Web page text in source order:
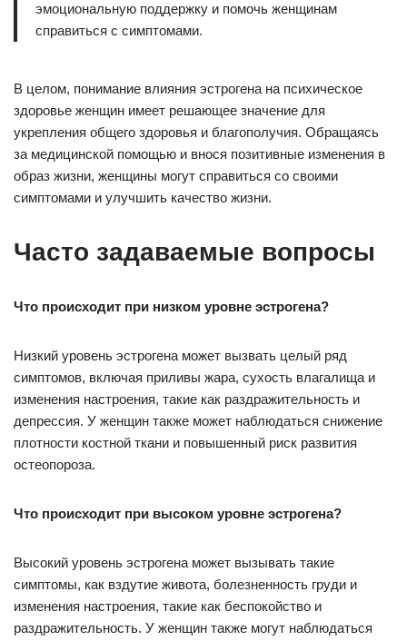
эмоциональную поддержку и помочь женщинам
справиться с симптомами.
В целом, понимание влияния эстрогена на психическое
здоровье женщин имеет решающее значение для
укрепления общего здоровья и благополучия. Обращаясь
за медицинской помощью и внося позитивные изменения в
образ жизни, женщины могут справиться со своими
симптомами и улучшить качество жизни.
Часто задаваемые вопросы
Что происходит при низком уровне эстрогена?
Низкий уровень эстрогена может вызвать целый ряд
симптомов, включая приливы жара, сухость влагалища и
изменения настроения, такие как раздражительность и
депрессия. У женщин также может наблюдаться снижение
плотности костной ткани и повышенный риск развития
остеопороза.
Что происходит при высоком уровне эстрогена?
Высокий уровень эстрогена может вызывать такие
симптомы, как вздутие живота, болезненность груди и
изменения настроения, такие как беспокойство и
раздражительность. У женщин также могут наблюдаться